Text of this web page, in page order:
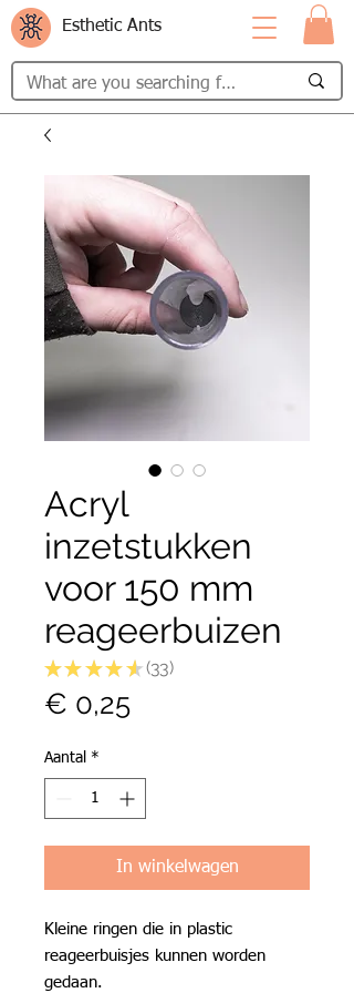
Esthetic Ants
Acryl
inzetstukken
voor 150 mm
reageerbuizen
★ ★ ★ ★ ★ 33
33
€ 0,25Prijs
Aantal *
In winkelwagen
Kleine ringen die in plastic
reageerbuisjes kunnen worden
gedaan.